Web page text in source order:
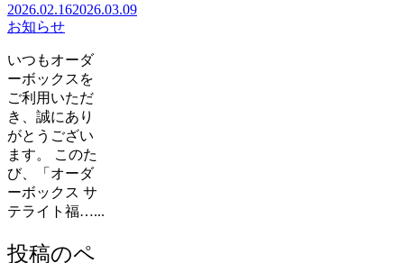
2026.02.162026.03.09
お知らせ
いつもオーダ
ーボックスを
ご利用いただ
き、誠にあり
がとうござい
ます。 このた
び、「オーダ
ーボックス サ
テライト福…...
投稿のペ